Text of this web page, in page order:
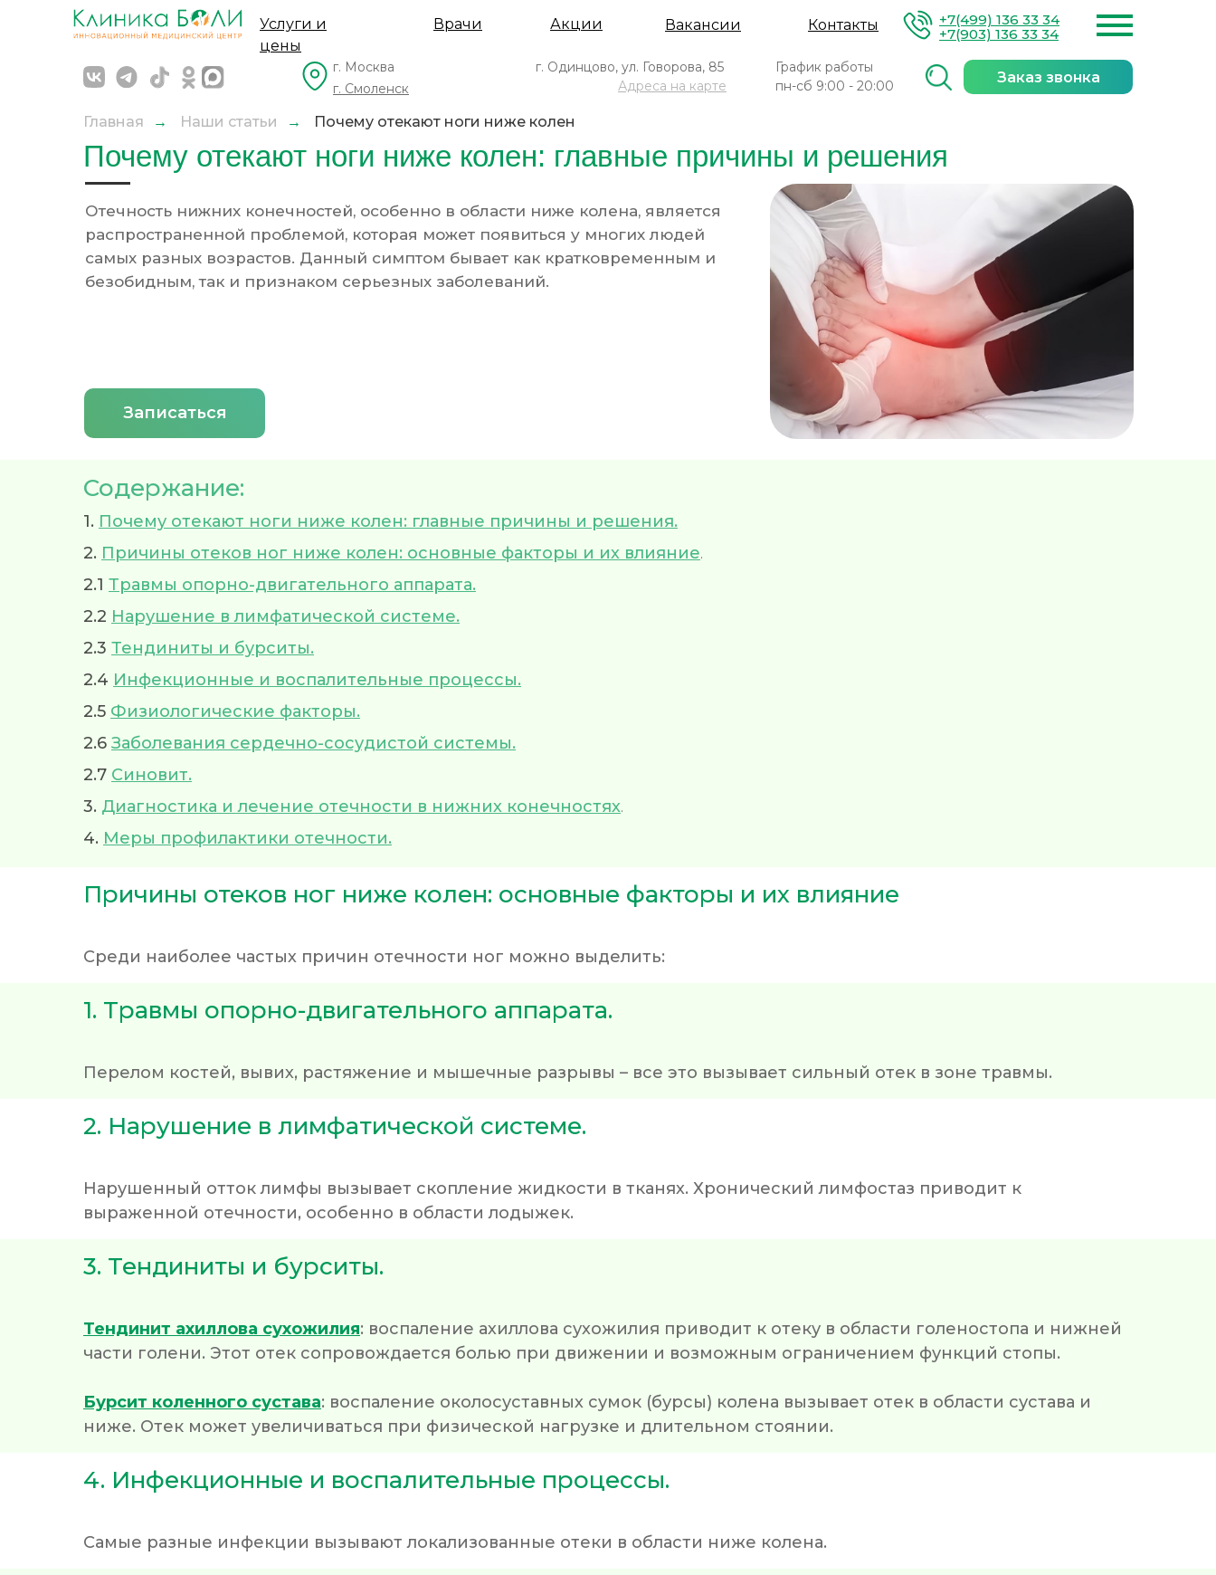
+7(499) 136 33 34
+7(903) 136 33 34
Услуги и
цены
Врачи Акции Контакты
Вакансии
г. Москва
г. Смоленск
Адреса на карте
График работы
пн-сб 9:00 - 20:00
Заказ звонка
г. Одинцово, ул. Говорова, 85
Главная → Наши статьи → Почему отекают ноги ниже колен
Записаться
Отечность нижних конечностей, особенно в области ниже колена, является
распространенной проблемой, которая может появиться у многих людей
самых разных возрастов. Данный симптом бывает как кратковременным и
безобидным, так и признаком серьезных заболеваний.
Почему отекают ноги ниже колен: главные причины и решения
Содержание:
1. Почему отекают ноги ниже колен: главные причины и решения.
2. Причины отеков ног ниже колен: основные факторы и их влияние.
2.1 Травмы опорно-двигательного аппарата.
2.2 Нарушение в лимфатической системе.
2.3 Тендиниты и бурситы.
2.4 Инфекционные и воспалительные процессы.
2.5 Физиологические факторы.
2.6 Заболевания сердечно-сосудистой системы.
2.7 Синовит.
3. Диагностика и лечение отечности в нижних конечностях.
4. Меры профилактики отечности.
Причины отеков ног ниже колен: основные факторы и их влияние
Среди наиболее частых причин отечности ног можно выделить:
1. Травмы опорно-двигательного аппарата.
Перелом костей, вывих, растяжение и мышечные разрывы – все это вызывает сильный отек в зоне травмы.
2. Нарушение в лимфатической системе.
Нарушенный отток лимфы вызывает скопление жидкости в тканях. Хронический лимфостаз приводит к
выраженной отечности, особенно в области лодыжек.
3. Тендиниты и бурситы.
Тендинит ахиллова сухожилия: воспаление ахиллова сухожилия приводит к отеку в области голеностопа и нижней
части голени. Этот отек сопровождается болью при движении и возможным ограничением функций стопы.
Бурсит коленного сустава: воспаление околосуставных сумок (бурсы) колена вызывает отек в области сустава и
ниже. Отек может увеличиваться при физической нагрузке и длительном стоянии.
4. Инфекционные и воспалительные процессы.
Самые разные инфекции вызывают локализованные отеки в области ниже колена.